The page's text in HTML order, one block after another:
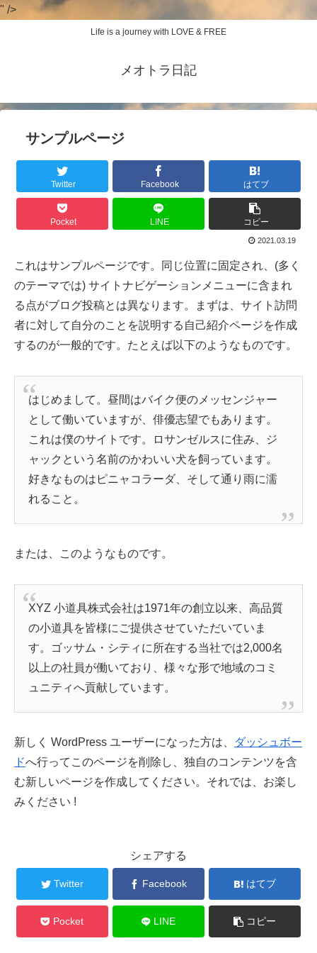
" />
Life is a journey with LOVE & FREE
メオトラ日記
サンプルページ
Twitter Facebook はてブ
Pocket LINE コピー
2021.03.19
これはサンプルページです。同じ位置に固定され、(多く
のテーマでは) サイトナビゲーションメニューに含まれ
る点がブログ投稿とは異なります。まずは、サイト訪問
者に対して自分のことを説明する自己紹介ページを作成
するのが一般的です。たとえば以下のようなものです。
はじめまして。昼間はバイク便のメッセンジャー
として働いていますが、俳優志望でもあります。
これは僕のサイトです。ロサンゼルスに住み、ジ
ャックという名前のかわいい犬を飼っています。
好きなものはピニャコラーダ、そして通り雨に濡
れること。
または、このようなものです。
XYZ 小道具株式会社は1971年の創立以来、高品質
の小道具を皆様にご提供させていただいていま
す。ゴッサム・シティに所在する当社では2,000名
以上の社員が働いており、様々な形で地域のコミ
ュニティへ貢献しています。
新しく WordPress ユーザーになった方は、
ダッシュボー
ドへ行ってこのページを削除し、独自のコンテンツを含
む新しいページを作成してください。それでは、お楽し
みください !
シェアする
Twitter Facebook はてブ
Pocket LINE コピー